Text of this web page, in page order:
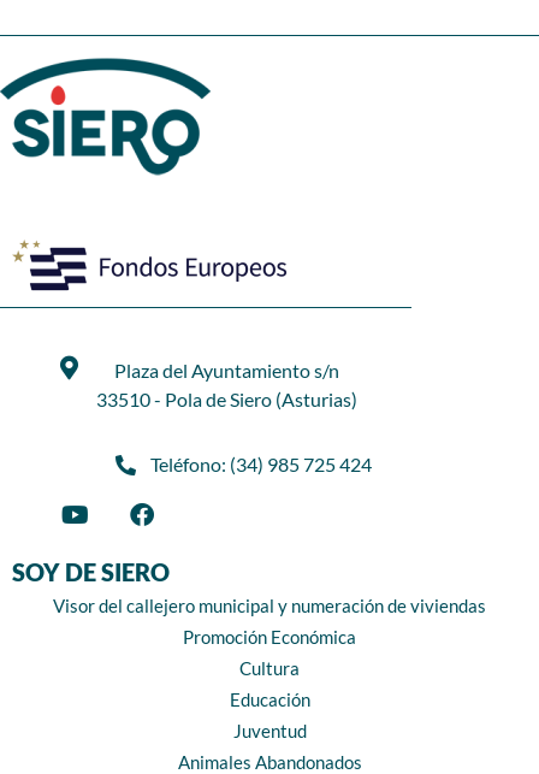
Plaza del Ayuntamiento s/n
33510 - Pola de Siero (Asturias)
Teléfono: (34) 985 725 424
SOY DE SIERO
Visor del callejero municipal y numeración de viviendas
Promoción Económica
Cultura
Educación
Juventud
Animales Abandonados